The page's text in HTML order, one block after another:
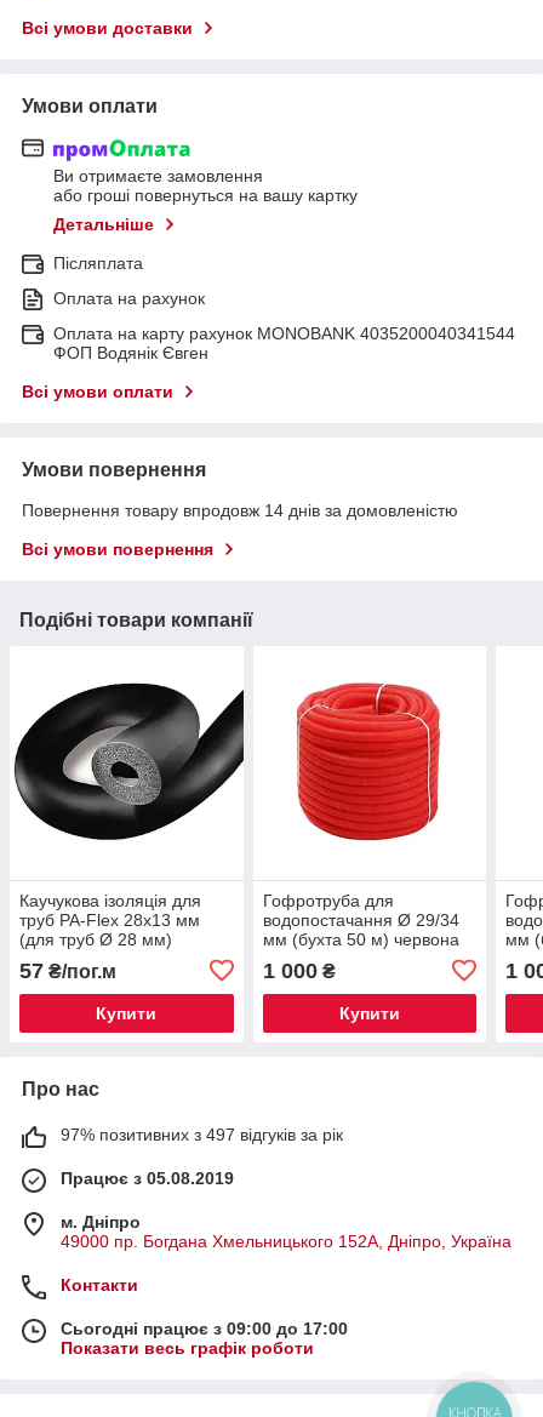
Всі умови доставки
Умови оплати
Ви отримаєте замовлення
або гроші повернуться на вашу картку
Детальніше
Післяплата
Оплата на рахунок
Оплата на карту рахунок MONOBANK 4035200040341544
ФОП Водянік Євген
Всі умови оплати
Умови повернення
Повернення товару впродовж 14 днів за домовленістю
Всі умови повернення
Подібні товари компанії
Каучукова ізоляція для
труб PA-Flex 28х13 мм
(для труб Ø 28 мм)
57 ₴/пог.м
Купити
Гофротруба для
водопостачання Ø 29/34
мм (бухта 50 м) червона
1 000₴
Купити
мм
1
Про нас
97% позитивних з 497 відгуків за рік
Працює з 05.08.2019
м. Дніпро
49000 пр. Богдана Хмельницького 152А, Дніпро, Україна
Контакти
Сьогодні працює з 09:00 до 17:00
Показати весь графік роботи